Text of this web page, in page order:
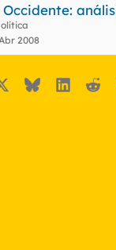
2008
Bluesky